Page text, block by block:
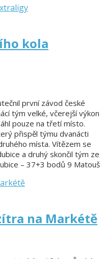
kola
první závod české
tým velké, včerejší výkon
pouze na třetí místo.
přispěl týmu dvanácti
místa. Vítězem se
a druhý skončil tým ze
– 37+3 bodů 9 Matouš
na Markétě